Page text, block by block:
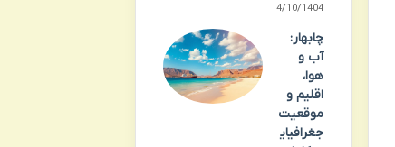
14/10/1404
چابهار:
آب و
هوا،
اقلیم و
موقعیت
جغرافیای